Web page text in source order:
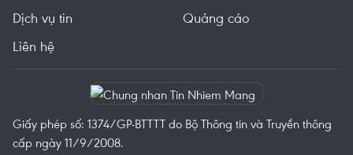
Dịch vụ tin
Quảng cáo
Liên hệ
Giấy phép số: 1374/GP-BTTTT do Bộ Thông tin và Truyền thông
cấp ngày 11/9/2008.